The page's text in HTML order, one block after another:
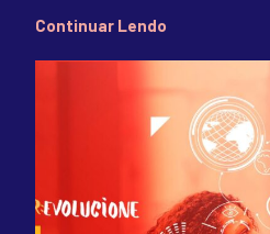
Continuar Lendo